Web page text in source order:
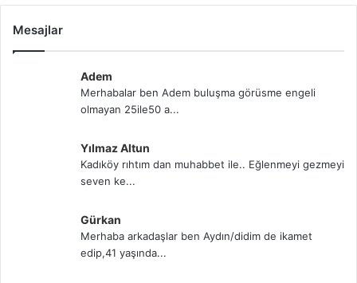
Mesajlar
Adem
Merhabalar ben Adem buluşma görüsme engeli
olmayan 25ile50 a...
Yılmaz Altun
Kadıköy rıhtım dan muhabbet ile.. Eğlenmeyi gezmeyi
seven ke...
Gürkan
Merhaba arkadaşlar ben Aydın/didim de ikamet
edip,41 yaşında...